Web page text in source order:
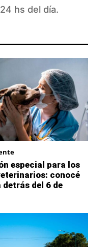
hs del día.
especial para los
conocé
del 6 de